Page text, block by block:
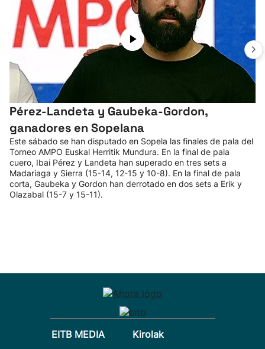
Pérez-Landeta y Gaubeka-Gordon,
ganadores en Sopelana
Este sábado se han disputado en Sopela las finales de pala del
Torneo AMPO Euskal Herritik Mundura. En la final de pala
cuero, Ibai Pérez y Landeta han superado en tres sets a
Madariaga y Sierra (15-14, 12-15 y 10-8). En la final de pala
corta, Gaubeka y Gordon han derrotado en dos sets a Erik y
Olazabal (15-7 y 15-11).
EITB MEDIA
Kirolak